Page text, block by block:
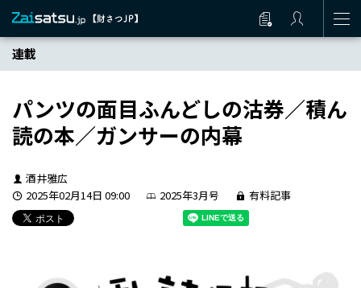
連載
パンツの面目ふんどしの沽券／積ん
読の本／ガンサーの内幕
酒井雅広
2025年02月14日 09:00
2025年3月号 有料記事